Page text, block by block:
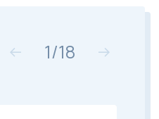
1/18